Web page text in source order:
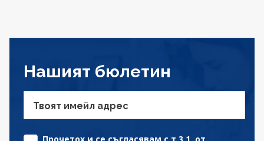
Нашият бюлетин
Твоят имейл адрес
Прочетох и се съгласявам с т.3.1. от